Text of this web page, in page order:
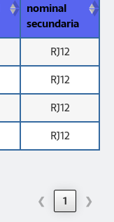
nominal
secundaria
RJ12
RJ12
RJ12
RJ12
❮ 1 ❯